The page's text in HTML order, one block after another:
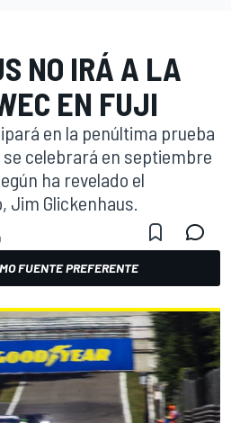
NO IRÁ A LA
EN FUJI
en la penúltima prueba
se celebrará en septiembre
ha revelado el
Jim Glickenhaus.
FUENTE PREFERENTE